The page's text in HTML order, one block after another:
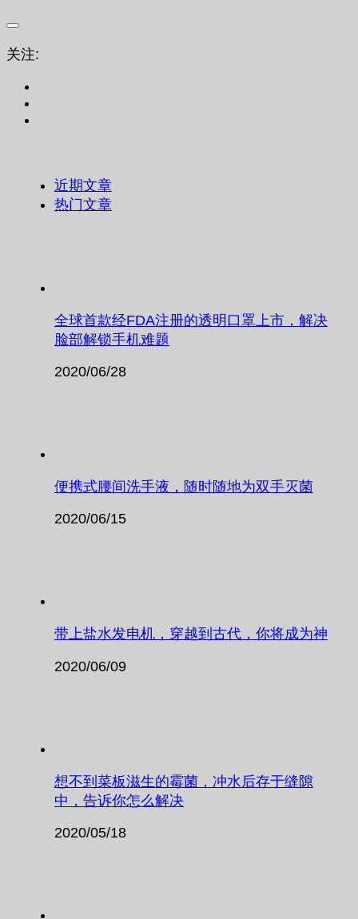
关注:
近期文章
热门文章
全球首款经FDA注册的透明口罩上市，解决
脸部解锁手机难题
2020/06/28
便携式腰间洗手液，随时随地为双手灭菌
2020/06/15
带上盐水发电机，穿越到古代，你将成为神
2020/06/09
想不到菜板滋生的霉菌，冲水后存于缝隙
中，告诉你怎么解决
2020/05/18